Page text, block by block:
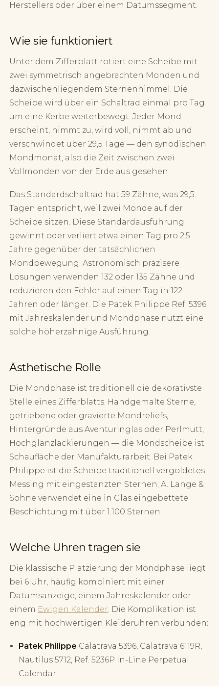
Herstellers oder über einem Datumssegment.
Wie sie funktioniert
Unter dem Zifferblatt rotiert eine Scheibe mit
zwei symmetrisch angebrachten Monden und
dazwischenliegendem Sternenhimmel. Die
Scheibe wird über ein Schaltrad einmal pro Tag
um eine Kerbe weiterbewegt. Jeder Mond
erscheint, nimmt zu, wird voll, nimmt ab und
verschwindet über 29,5 Tage — den synodischen
Mondmonat, also die Zeit zwischen zwei
Vollmonden von der Erde aus gesehen.
Das Standardschaltrad hat 59 Zähne, was 29,5
Tagen entspricht, weil zwei Monde auf der
Scheibe sitzen. Diese Standardausführung
gewinnt oder verliert etwa einen Tag pro 2,5
Jahre gegenüber der tatsächlichen
Mondbewegung. Astronomisch präzisere
Lösungen verwenden 132 oder 135 Zähne und
reduzieren den Fehler auf einen Tag in 122
Jahren oder länger. Die Patek Philippe Ref. 5396
mit Jahreskalender und Mondphase nutzt eine
solche höherzahnige Ausführung.
Ästhetische Rolle
Die Mondphase ist traditionell die dekorativste
Stelle eines Zifferblatts. Handgemalte Sterne,
getriebene oder gravierte Mondreliefs,
Hintergründe aus Aventuringlas oder Perlmutt,
Hochglanzlackierungen — die Mondscheibe ist
Schaufläche der Manufakturarbeit. Bei Patek
Philippe ist die Scheibe traditionell vergoldetes
Messing mit eingestanzten Sternen; A. Lange &
Söhne verwendet eine in Glas eingebettete
Beschichtung mit über 1.100 Sternen.
Welche Uhren tragen sie
Die klassische Platzierung der Mondphase liegt
bei 6 Uhr, häufig kombiniert mit einer
Datumsanzeige, einem Jahreskalender oder
einem Ewigen Kalender. Die Komplikation ist
eng mit hochwertigen Kleideruhren verbunden:
Patek Philippe Calatrava 5396, Calatrava 6119R,
Nautilus 5712, Ref. 5236P In-Line Perpetual
Calendar.